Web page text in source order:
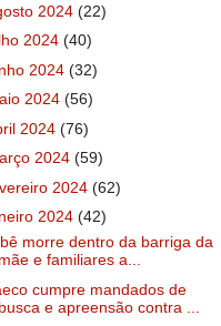
2024 (22)
2024 (40)
2024 (32)
2024 (56)
2024 (76)
2024 (59)
2024 (62)
2024 (42)
morre dentro da barriga da
mãe e familiares a...
cumpre mandados de
busca e apreensão contra ...